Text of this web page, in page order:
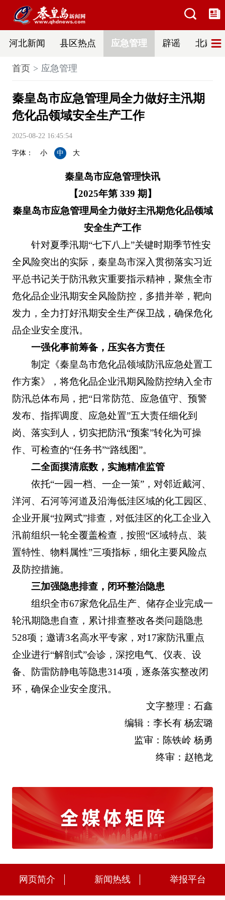
河北新闻 县区热点 应急管理 辟谣 北戴河
首页 应急管理
秦皇岛市应急管理局全力做好主汛期
危化品领域安全生产工作
2025-08-22 16:45:54
字体： 小 中 大
秦皇岛市应急管理快讯
【2025年第 339 期】
秦皇岛市应急管理局全力做好主汛期危化品领域
安全生产工作
针对夏季汛期“七下八上”关键时期季节性安
全风险突出的实际，秦皇岛市深入贯彻落实习近
平总书记关于防汛救灾重要指示精神，聚焦全市
危化品企业汛期安全风险防控，多措并举，靶向
发力，全力打好汛期安全生产保卫战，确保危化
品企业安全度汛。
一强化事前筹备，压实各方责任
制定《秦皇岛市危化品领域防汛应急处置工
作方案》，将危化品企业汛期风险防控纳入全市
防汛总体布局，把“日常防范、应急值守、预警
发布、指挥调度、应急处置”五大责任细化到
岗、落实到人，切实把防汛“预案”转化为可操
作、可检查的“任务书”“路线图”。
二全面摸清底数，实施精准监管
依托“一园一档、一企一策”，对邻近戴河、
洋河、石河等河道及沿海低洼区域的化工园区、
企业开展“拉网式”排查，对低洼区的化工企业入
汛前组织一轮全覆盖检查，按照“区域特点、装
置特性、物料属性”三项指标，细化主要风险点
及防控措施。
三加强隐患排查，闭环整治隐患
组织全市67家危化品生产、储存企业完成一
轮汛期隐患自查，累计排查整改各类问题隐患
528项；邀请3名高水平专家，对17家防汛重点
企业进行“解剖式”会诊，深挖电气、仪表、设
备、防雷防静电等隐患314项，逐条落实整改闭
环，确保企业安全度汛。
文字整理：石鑫
编辑：李长有 杨宏璐
监审：陈铁岭 杨勇
终审：赵艳龙
网页简介 新闻热线 举报平台